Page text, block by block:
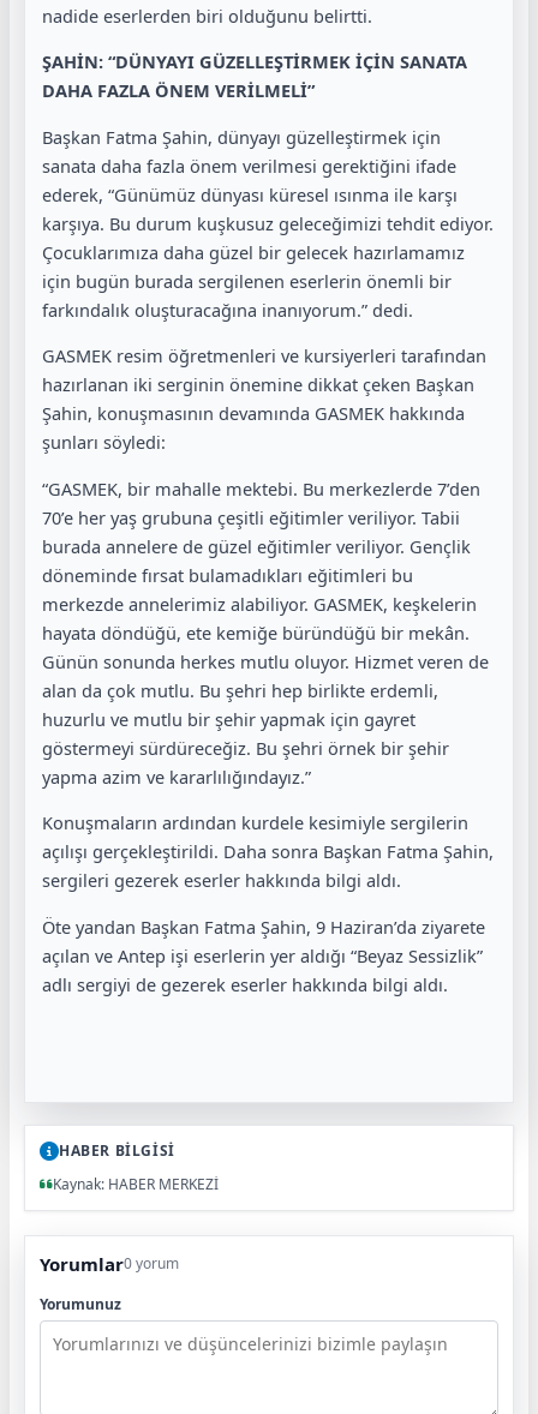
nadide eserlerden biri olduğunu belirtti.
ŞAHİN: “DÜNYAYI GÜZELLEŞTİRMEK İÇİN SANATA
DAHA FAZLA ÖNEM VERİLMELİ”
Başkan Fatma Şahin, dünyayı güzelleştirmek için
sanata daha fazla önem verilmesi gerektiğini ifade
ederek, “Günümüz dünyası küresel ısınma ile karşı
karşıya. Bu durum kuşkusuz geleceğimizi tehdit ediyor.
Çocuklarımıza daha güzel bir gelecek hazırlamamız
için bugün burada sergilenen eserlerin önemli bir
farkındalık oluşturacağına inanıyorum.” dedi.
GASMEK resim öğretmenleri ve kursiyerleri tarafından
hazırlanan iki serginin önemine dikkat çeken Başkan
Şahin, konuşmasının devamında GASMEK hakkında
şunları söyledi:
“GASMEK, bir mahalle mektebi. Bu merkezlerde 7’den
70’e her yaş grubuna çeşitli eğitimler veriliyor. Tabii
burada annelere de güzel eğitimler veriliyor. Gençlik
döneminde fırsat bulamadıkları eğitimleri bu
merkezde annelerimiz alabiliyor. GASMEK, keşkelerin
hayata döndüğü, ete kemiğe büründüğü bir mekân.
Günün sonunda herkes mutlu oluyor. Hizmet veren de
alan da çok mutlu. Bu şehri hep birlikte erdemli,
huzurlu ve mutlu bir şehir yapmak için gayret
göstermeyi sürdüreceğiz. Bu şehri örnek bir şehir
yapma azim ve kararlılığındayız.”
Konuşmaların ardından kurdele kesimiyle sergilerin
açılışı gerçekleştirildi. Daha sonra Başkan Fatma Şahin,
sergileri gezerek eserler hakkında bilgi aldı.
Öte yandan Başkan Fatma Şahin, 9 Haziran’da ziyarete
açılan ve Antep işi eserlerin yer aldığı “Beyaz Sessizlik”
adlı sergiyi de gezerek eserler hakkında bilgi aldı.
HABER BİLGİSİ
Kaynak: HABER MERKEZİ
Yorumlar0 yorum
Yorumunuz